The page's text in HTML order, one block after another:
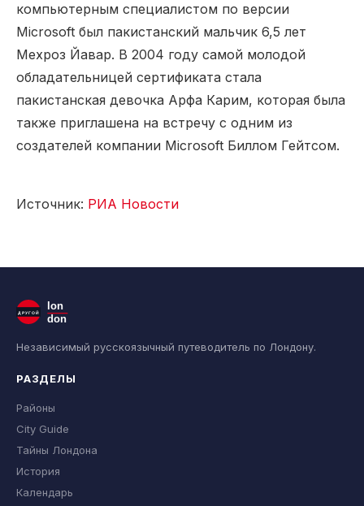
компьютерным специалистом по версии
Microsoft был пакистанский мальчик 6,5 лет
Мехроз Йавар. В 2004 году самой молодой
обладательницей сертификата стала
пакистанская девочка Арфа Карим, которая была
также приглашена на встречу с одним из
создателей компании Microsoft Биллом Гейтсом.
Источник: РИА Новости
ДРУГОЙ
lon
don
Независимый русскоязычный путеводитель по Лондону.
РАЗДЕЛЫ
Районы
City Guide
Тайны Лондона
История
Календарь